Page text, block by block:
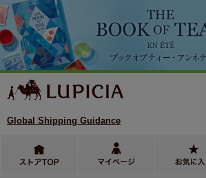
Global Shipping Guidance